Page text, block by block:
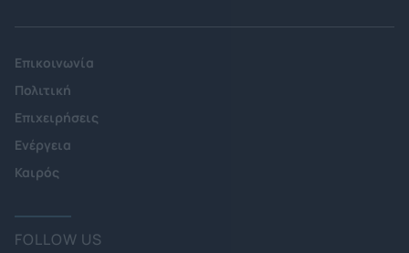
Επικοινωνία
Πολιτική
Επιχειρήσεις
Ενέργεια
Καιρός
FOLLOW US